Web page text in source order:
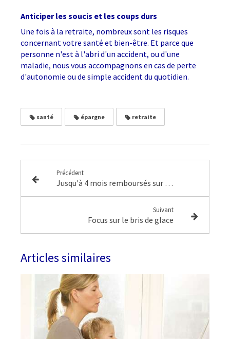
Anticiper les soucis et les coups durs
Une fois à la retraite, nombreux sont les risques
concernant votre santé et bien-être. Et parce que
personne n'est à l'abri d'un accident, ou d'une
maladie, nous vous accompagnons en cas de perte
d'autonomie ou de simple accident du quotidien.
santé épargne retraite
Précédent
Jusqu'à 4 mois remboursés sur votre contrat le plus cher avec les Mois qui comptent !
Suivant
Focus sur le bris de glace
Articles similaires